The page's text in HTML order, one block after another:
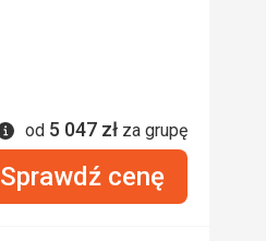
Informacje
od 5 047 zł za grupę
Sprawdź cenę